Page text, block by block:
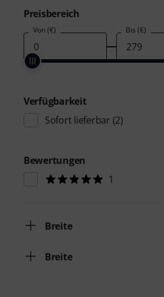
Preisbereich
Von (€) Bis (€)
Verfügbarkeit
Sofort lieferbar (2)
Bewertungen
1
Breite
Breite